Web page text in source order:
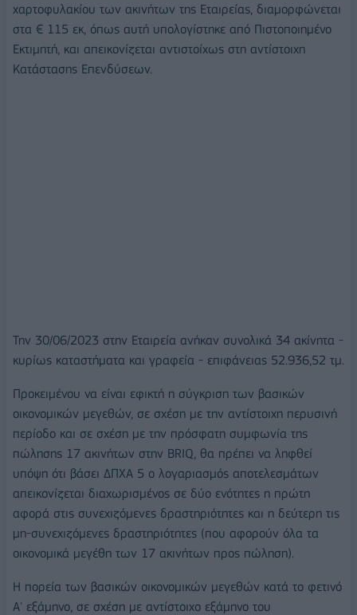
χαρτοφυλακίου των ακινήτων της Εταιρείας, διαμορφώνεται
στα € 115 εκ, όπως αυτή υπολογίστηκε από Πιστοποιημένο
Εκτιμητή, και απεικονίζεται αντιστοίχως στη αντίστοιχη
Κατάστασης Επενδύσεων.
Την 30/06/2023 στην Εταιρεία ανήκαν συνολικά 34 ακίνητα -
κυρίως καταστήματα και γραφεία - επιφάνειας 52.936,52 τμ.
Προκειμένου να είναι εφικτή η σύγκριση των βασικών
οικονομικών μεγεθών, σε σχέση με την αντίστοιχη περυσινή
περίοδο και σε σχέση με την πρόσφατη συμφωνία της
πώλησης 17 ακινήτων στην BRIQ, θα πρέπει να ληφθεί
υπόψη ότι βάσει ΔΠΧΑ 5 ο λογαριασμός αποτελεσμάτων
απεικονίζεται διαχωρισμένος σε δύο ενότητες η πρώτη
αφορά στις συνεχιζόμενες δραστηριότητες και η δεύτερη τις
μη-συνεχιζόμενες δραστηριότητες (που αφορούν όλα τα
οικονομικά μεγέθη των 17 ακινήτων προς πώληση).
Η πορεία των βασικών οικονομικών μεγεθών κατά το φετινό
Α' εξάμηνο, σε σχέση με αντίστοιχο εξάμηνο του